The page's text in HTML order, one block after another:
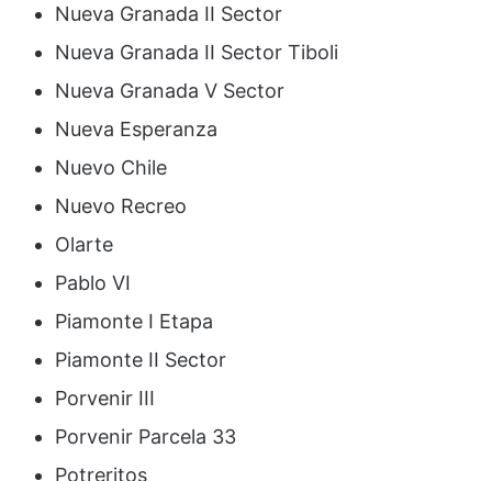
Nueva Granada II Sector
Nueva Granada II Sector Tiboli
Nueva Granada V Sector
Nueva Esperanza
Nuevo Chile
Nuevo Recreo
Olarte
Pablo VI
Piamonte I Etapa
Piamonte II Sector
Porvenir III
Porvenir Parcela 33
Potreritos